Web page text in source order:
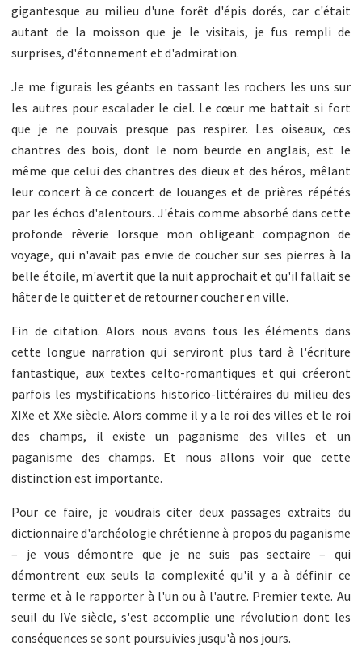
gigantesque au milieu d'une forêt d'épis dorés, car c'était
autant de la moisson que je le visitais, je fus rempli de
surprises, d'étonnement et d'admiration.
Je me figurais les géants en tassant les rochers les uns sur
les autres pour escalader le ciel. Le cœur me battait si fort
que je ne pouvais presque pas respirer. Les oiseaux, ces
chantres des bois, dont le nom beurde en anglais, est le
même que celui des chantres des dieux et des héros, mêlant
leur concert à ce concert de louanges et de prières répétés
par les échos d'alentours. J'étais comme absorbé dans cette
profonde rêverie lorsque mon obligeant compagnon de
voyage, qui n'avait pas envie de coucher sur ses pierres à la
belle étoile, m'avertit que la nuit approchait et qu'il fallait se
hâter de le quitter et de retourner coucher en ville.
Fin de citation. Alors nous avons tous les éléments dans
cette longue narration qui serviront plus tard à l'écriture
fantastique, aux textes celto-romantiques et qui créeront
parfois les mystifications historico-littéraires du milieu des
XIXe et XXe siècle. Alors comme il y a le roi des villes et le roi
des champs, il existe un paganisme des villes et un
paganisme des champs. Et nous allons voir que cette
distinction est importante.
Pour ce faire, je voudrais citer deux passages extraits du
dictionnaire d'archéologie chrétienne à propos du paganisme
– je vous démontre que je ne suis pas sectaire – qui
démontrent eux seuls la complexité qu'il y a à définir ce
terme et à le rapporter à l'un ou à l'autre. Premier texte. Au
seuil du IVe siècle, s'est accomplie une révolution dont les
conséquences se sont poursuivies jusqu'à nos jours.